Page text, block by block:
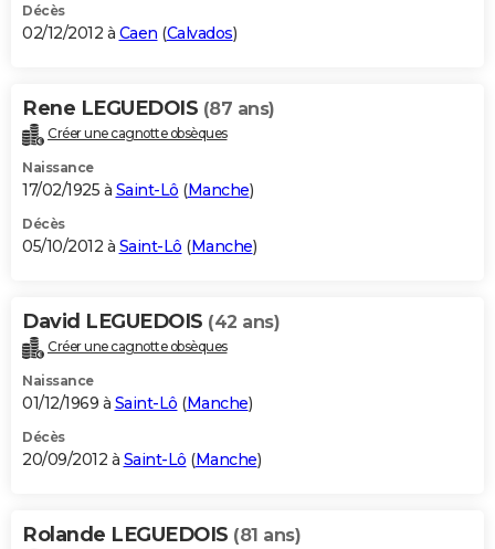
Décès
02/12/2012 à Caen (Calvados)
Rene LEGUEDOIS (87 ans)
Créer une cagnotte obsèques
Naissance
17/02/1925 à Saint-Lô (Manche)
Décès
05/10/2012 à Saint-Lô (Manche)
David LEGUEDOIS (42 ans)
Créer une cagnotte obsèques
Naissance
01/12/1969 à Saint-Lô (Manche)
Décès
20/09/2012 à Saint-Lô (Manche)
Rolande LEGUEDOIS (81 ans)